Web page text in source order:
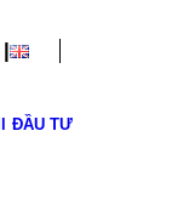
|
ĐẦU TƯ